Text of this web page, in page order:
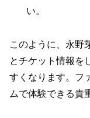
い。
このように、永野
とチケット情報を
すくなります。フ
ムで体験できる貴